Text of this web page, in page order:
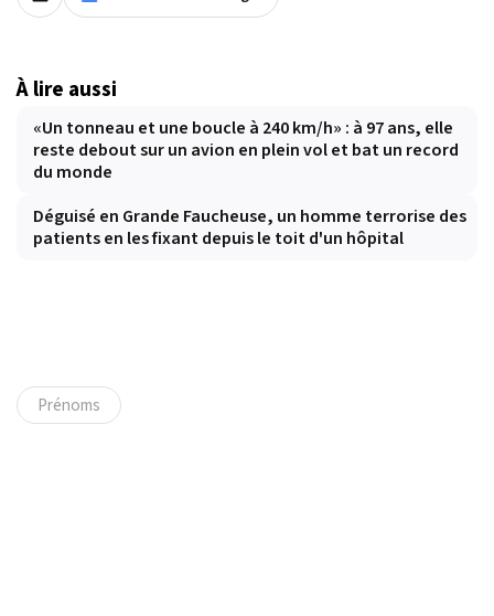
À lire aussi
«Un tonneau et une boucle à 240 km/h» : à 97 ans, elle
reste debout sur un avion en plein vol et bat un record
du monde
Déguisé en Grande Faucheuse, un homme terrorise des
patients en les fixant depuis le toit d'un hôpital
Prénoms